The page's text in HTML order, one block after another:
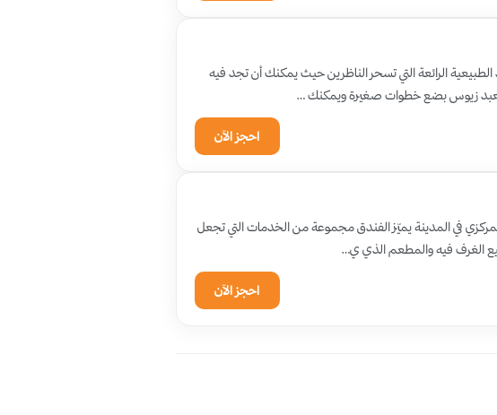
الرائعة التي تسحر الناظرين حيث يمكنك أن تجد فيه
معبد زيوس بضع خطوات صغيرة ويمكنك …
احجز الآن
متر فهو يتميّز بموقعه المركزي في المدينة يميّز الفندق مجموعة من الخدمات التي تجعل
الغرف فيه والمطعم الذي ي…
احجز الآن